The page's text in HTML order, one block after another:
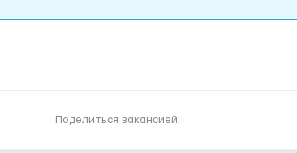
Поделиться вакансией: